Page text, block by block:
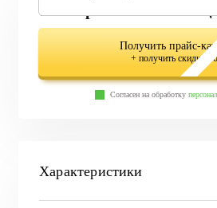
Характеристики
579 вариантов лестниц
Получить прайс-
+ получить скидку
Согласен на обработку